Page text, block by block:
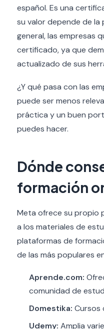
español. Es una
su valor depende de
general, las empresas
certificado, ya que
actualizado de sus
¿Y qué pasa con las
puede ser menos
práctica y un buen
puedes hacer.
Dónde
formación
Meta ofrece su propio
a los materiales de
plataformas de
de las más populares
Aprende.com:
comunidad de
Domestika: Cursos
Udemy: Amplia